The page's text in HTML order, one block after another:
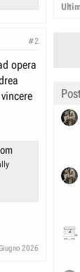
#2
opera
2026